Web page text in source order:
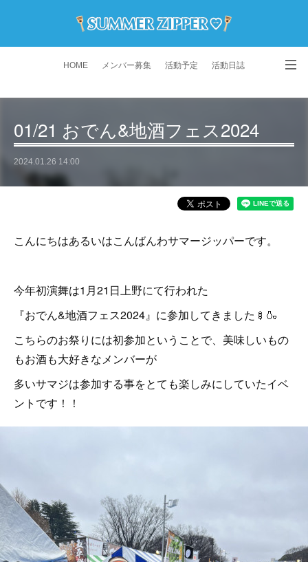
HOME メンバー募集 活動予定 活動日誌
01/21 おでん&地酒フェス2024
2024.01.26 14:00
こんにちはあるいはこんばんわサマージッパーです。
今年初演舞は1月21日上野にて行われた
『おでん&地酒フェス2024』に参加してきました🍢🍶
こちらのお祭りには初参加ということで、美味しいもの
もお酒も大好きなメンバーが
多いサマジは参加する事をとても楽しみにしていたイベ
ントです！！